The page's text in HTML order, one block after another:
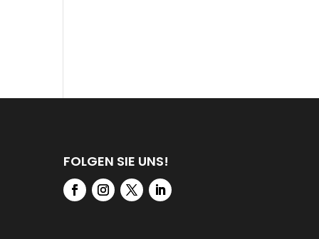
FOLGEN SIE UNS!